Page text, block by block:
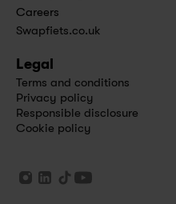
Careers
Swapfiets.co.uk
Legal
Terms and conditions
Privacy policy
Responsible disclosure
Cookie policy